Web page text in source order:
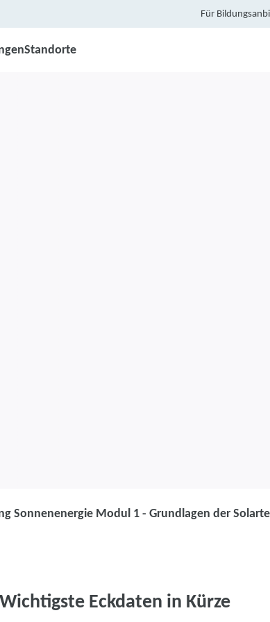
Für
Standorte
1 -
Sonnenenergie Modul 1 - Grundlagen der
Wichtigste Eckdaten in Kürze